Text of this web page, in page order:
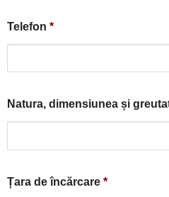
Telefon *
Natura, dimensiunea și
Țara de încărcare *